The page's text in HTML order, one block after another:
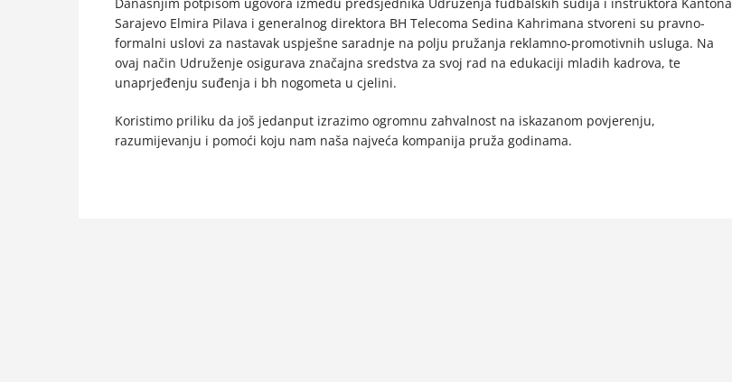
Sarajevo Elmira Pilava i generalnog direktora BH Telecoma Sedina Kahrimana stvoreni su pravno-
formalni uslovi za nastavak uspješne saradnje na polju pružanja reklamno-promotivnih usluga. Na
ovaj način Udruženje osigurava značajna sredstva za svoj rad na edukaciji mladih kadrova, te
unaprjeđenju suđenja i bh nogometa u cjelini.
Koristimo priliku da još jedanput izrazimo ogromnu zahvalnost na iskazanom povjerenju,
razumijevanju i pomoći koju nam naša najveća kompanija pruža godinama.